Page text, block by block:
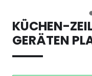
KÜCHEN-
GERÄTEN